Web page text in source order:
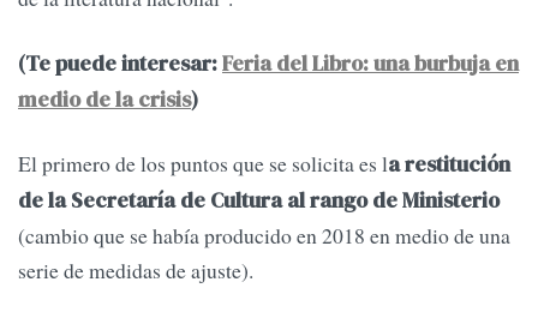
(Te puede interesar:Feria del Libro: una burbuja en
medio de la crisis)
El primero de los puntos que se solicita es la restitución
de la Secretaría de Cultura al rango de Ministerio
(cambio que se había producido en 2018 en medio de una
serie de medidas de ajuste).